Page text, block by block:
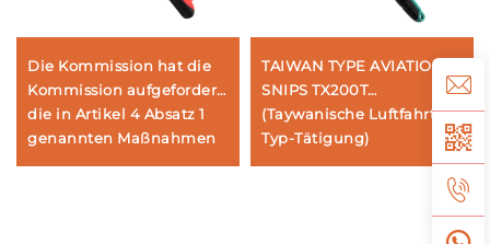
Die Kommission hat die
Kommission aufgefordert,
die in Artikel 4 Absatz 1
genannten Maßnahmen
TAIWAN TYPE AVIATION
SNIPS TX200T
(Taywanische Luftfahrt-
Typ-Tätigung)